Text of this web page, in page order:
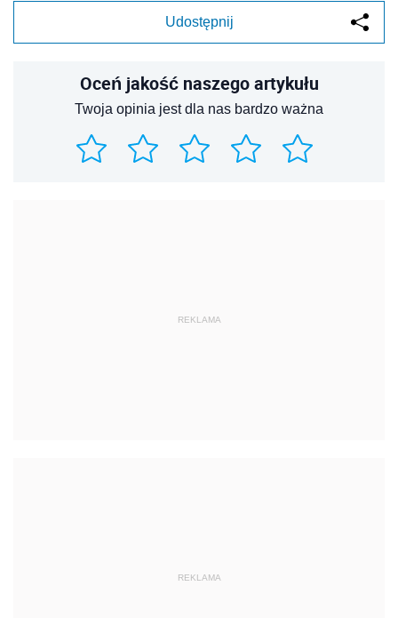
Udostępnij
Oceń jakość naszego artykułu
Twoja opinia jest dla nas bardzo ważna
REKLAMA
REKLAMA